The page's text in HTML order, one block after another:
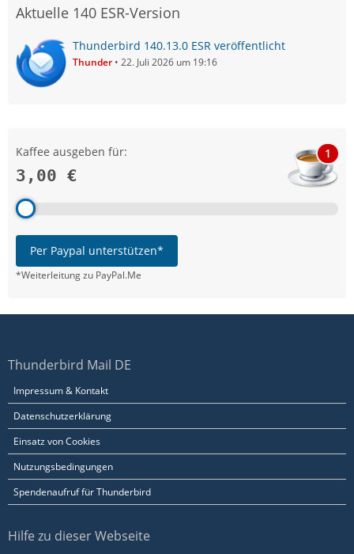
Aktuelle 140 ESR-Version
Thunderbird 140.13.0 ESR veröffentlicht
Thunder 22. Juli 2026 um 19:16
Kaffee ausgeben für:
3,00 €
1
Per Paypal unterstützen*
*Weiterleitung zu PayPal.Me
Thunderbird Mail DE
Impressum & Kontakt
Datenschutzerklärung
Einsatz von Cookies
Nutzungsbedingungen
Spendenaufruf für Thunderbird
Hilfe zu dieser Webseite